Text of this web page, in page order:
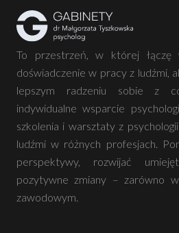
To przestrzeń, w której łączę
doświadczenie w pracy z ludźmi,
lepszym radzeniu sobie z
indywidualne wsparcie
szkolenia i warsztaty z
ludźmi w różnych profesjach.
perspektywy, rozwijać
pozytywne zmiany – zarówno
zawodowym.